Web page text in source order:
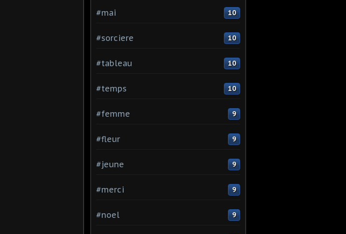
#mai 10
#sorciere 10
#tableau 10
#temps 10
#femme 9
#fleur 9
#jeune 9
#merci 9
#noel 9